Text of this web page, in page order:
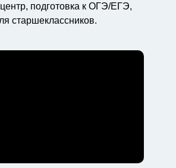
подготовка к ОГЭ/ЕГЭ,
старшеклассников.